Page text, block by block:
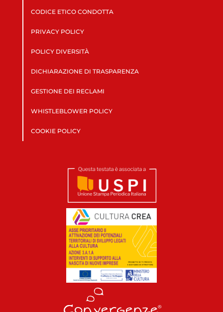
CODICE ETICO CONDOTTA
PRIVACY POLICY
POLICY DIVERSITÀ
DICHIARAZIONE DI TRASPARENZA
GESTIONE DEI RECLAMI
WHISTLEBLOWER POLICY
COOKIE POLICY